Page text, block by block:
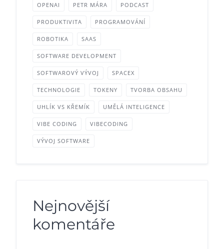
OPENAI PETR MÁRA PODCAST
PRODUKTIVITA PROGRAMOVÁNÍ
ROBOTIKA SAAS
SOFTWARE DEVELOPMENT
SOFTWAROVÝ VÝVOJ SPACEX
TECHNOLOGIE TOKENY TVORBA OBSAHU
UHLÍK VS KŘEMÍK UMĚLÁ INTELIGENCE
VIBE CODING VIBECODING
VÝVOJ SOFTWARE
Nejnovější
komentáře